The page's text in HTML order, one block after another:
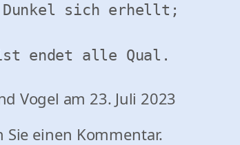
Dunkel sich erhellt;
endet alle Qual.
Vogel am 23. Juli 2023
Sie einen Kommentar.